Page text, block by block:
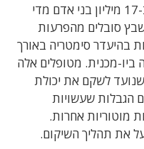
שבץ הוא גורם מוביל לנכות ופוגע ב-17 מיליון בני אדם מדי
80% מנפגעי השבץ סובלים מהפרעות
בהיעדר סימטריה באורך
מכנית. מטופלים אלה
שנועד לשקם את יכולת
הגבלות שעשויות
מוטוריות אחרות.
את תהליך השיקום.